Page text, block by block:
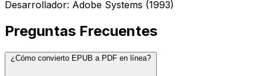
Desarrollador: Adobe Systems (1993)
Preguntas Frecuentes
¿Cómo convierto EPUB a PDF en línea?